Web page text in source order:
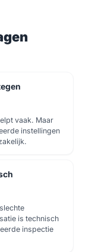
vaak. Maar
instellingen
is technisch
inspectie